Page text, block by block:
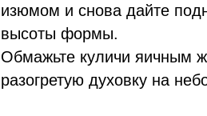
изюмом и снова дайте
высоты формы.
Обмажьте куличи яичным
разогретую духовку на